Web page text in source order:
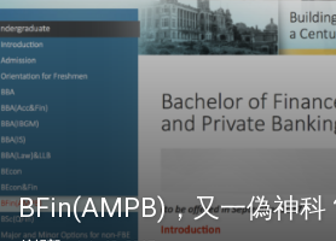
BFin(AMPB)，又一偽神科